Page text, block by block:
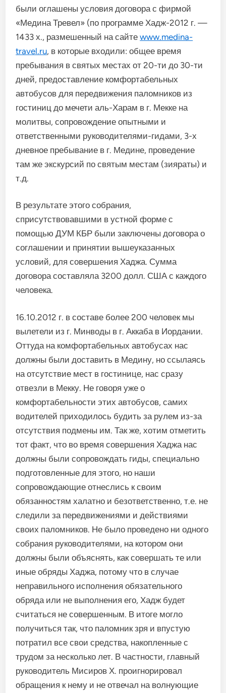
были оглашены условия договора с фирмой
«Медина Тревел» (по программе Хадж-2012 г. —
1433 х., размешенный на сайтеwww.medina-
travel.ru, в которые входили: общее время
пребывания в святых местах от 20-ти до 30-ти
дней, предоставление комфортабельных
автобусов для передвижения паломников из
гостиниц до мечети аль-Харам в г. Мекке на
молитвы, сопровождение опытными и
ответственными руководителями-гидами, 3-х
дневное пребывание в г. Медине, проведение
там же экскурсий по святым местам (зияраты) и
т.д.
В результате этого собрания,
сприсутствовавшими в устной форме с
помощью ДУМ КБР были заключены договора о
соглашении и принятии вышеуказанных
условий, для совершения Хаджа. Сумма
договора составляла 3200 долл. США с каждого
человека.
16.10.2012 г. в составе более 200 человек мы
вылетели из г. Минводы в г. Аккаба в Иордании.
Оттуда на комфортабельных автобусах нас
должны были доставить в Медину, но ссылаясь
на отсутствие мест в гостинице, нас сразу
отвезли в Мекку. Не говоря уже о
комфортабельности этих автобусов, самих
водителей приходилось будить за рулем из-за
отсутствия подмены им. Так же, хотим отметить
тот факт, что во время совершения Хаджа нас
должны были сопровождать гиды, специально
подготовленные для этого, но наши
сопровождающие отнеслись к своим
обязанностям халатно и безответственно, т.е. не
следили за передвижениями и действиями
своих паломников. Не было проведено ни одного
собрания руководителями, на котором они
должны были объяснять, как совершать те или
иные обряды Хаджа, потому что в случае
неправильного исполнения обязательного
обряда или не выполнения его, Хадж будет
считаться не совершенным. В итоге могло
получиться так, что паломник зря и впустую
потратил все свои средства, накопленные с
трудом за несколько лет. В частности, главный
руководитель Мисиров Х. проигнорировал
обращения к нему и не отвечал на волнующие